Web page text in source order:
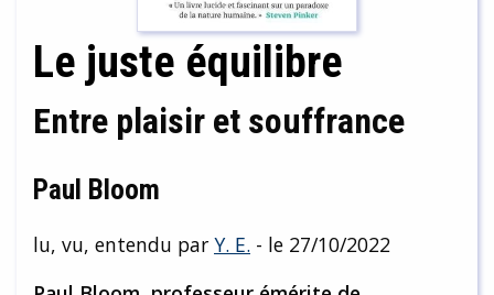
Le juste équilibre
Entre plaisir et souffrance
Paul Bloom
lu, vu, entendu par Y. E. - le 27/10/2022